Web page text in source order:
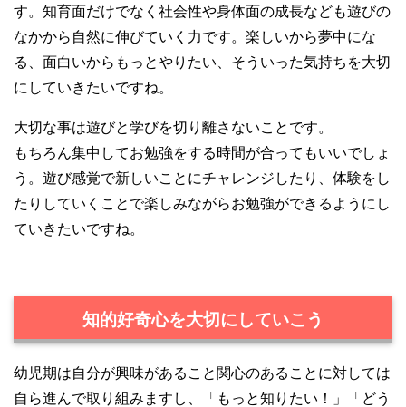
す。知育面だけでなく社会性や身体面の成長なども遊びの
なかから自然に伸びていく力です。楽しいから夢中にな
る、面白いからもっとやりたい、そういった気持ちを大切
にしていきたいですね。
大切な事は遊びと学びを切り離さないことです。
もちろん集中してお勉強をする時間が合ってもいいでしょ
う。遊び感覚で新しいことにチャレンジしたり、体験をし
たりしていくことで楽しみながらお勉強ができるようにし
ていきたいですね。
知的好奇心を大切にしていこう
幼児期は自分が興味があること関心のあることに対しては
自ら進んで取り組みますし、「もっと知りたい！」「どう